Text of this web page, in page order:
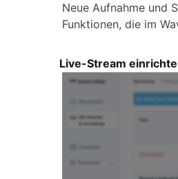
Neue Aufnahme und
Funktionen, die im
Live-Stream